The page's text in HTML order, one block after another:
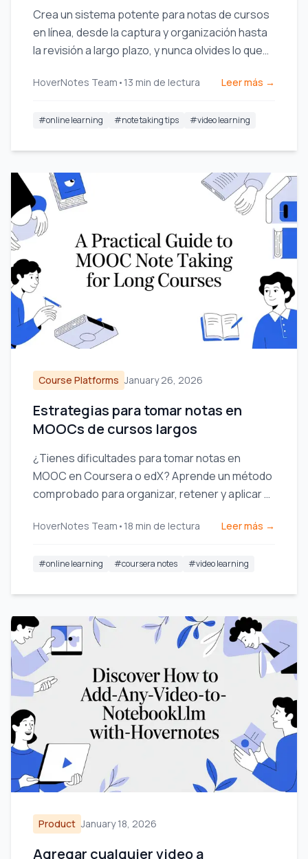
Crea un sistema potente para notas de cursos
en línea, desde la captura y organización hasta
la revisión a largo plazo, y nunca olvides lo que
HoverNotes Team • 13 min de lectura Leer más →
#online learning #note taking tips #video learning
Course Platforms January 26, 2026
Estrategias para tomar notas en
MOOCs de cursos largos
¿Tienes dificultades para tomar notas en
MOOC en Coursera o edX? Aprende un método
comprobado para organizar, retener y aplicar el
HoverNotes Team • 18 min de lectura Leer más →
#online learning #coursera notes #video learning
Product January 18, 2026
Agregar cualquier video a